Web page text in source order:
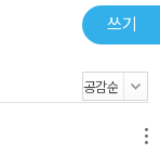
방식으로 작동하도
안드로이드는 뉴
가서게 된다. 그리
쓰기